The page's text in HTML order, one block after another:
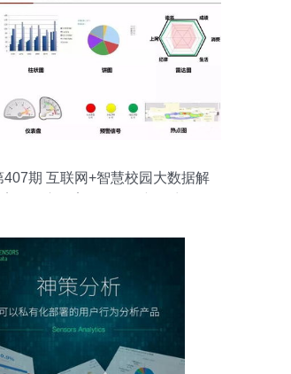
407期 互联网+智慧校园大数据解